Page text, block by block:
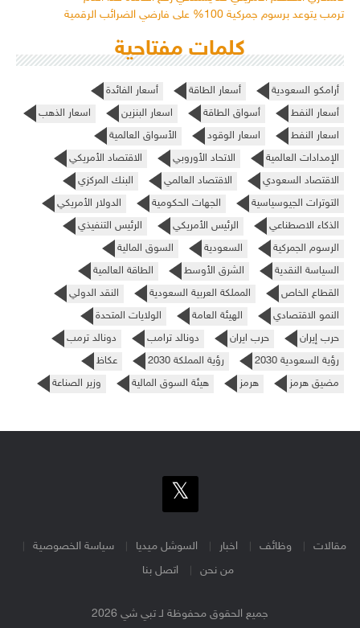
ترمب يتوعد برسوم جمركية 100% على فارضي الضرائب الرقمية
كلمات مفتاحية
أرامكو السعودية أسعار الطاقة
أسعار الفائدة
أسعار النفط
أسواق الطاقة اسعار البنزين
اسعار الذهب
اسعار النفط
اسعار الوقود
الأسواق العالمية
الإمدادات العالمية
الاتحاد الأوروبي
الاقتصاد الأمريكي
الاقتصاد السعودي
الاقتصاد العالمي
البنك المركزي
التوترات الجيوسياسية
الجهات الحكومية
الدولار الأمريكي
الذكاء الاصطناعي
الرئيس الأمريكي
الرئيس التنفيذي
الرسوم الجمركية
السعودية
السوق المالية
السياسة النقدية
الشرق الأوسط
الطاقة العالمية
القطاع الخاص
المملكة العربية السعودية
النقد الدولي
النمو الاقتصادي
الهيئة العامة
الولايات المتحدة
حرب إيران
حرب ايران دونالد ترامب
دونالد ترمب
رؤية السعودية 2030
رؤية المملكة 2030
عكاظ
مضيق هرمز
هرمز هيئة السوق المالية وزير الصناعة
مقالات وظائف اخبار السوشل ميديا
سياسة الخصوصية
من نحن
اتصل بنا
جميع الحقوق محفوظة لـ تبي شي 2026